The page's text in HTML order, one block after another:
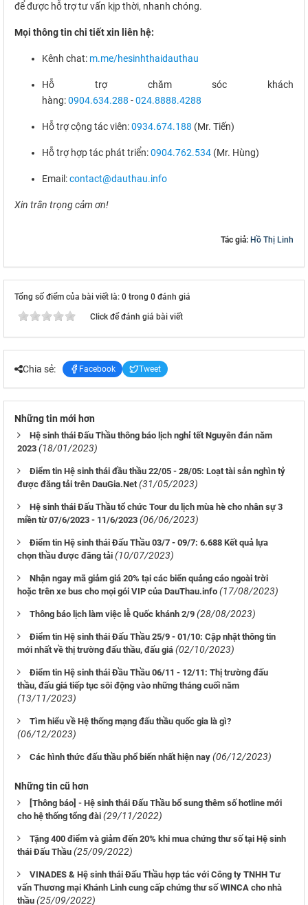
để được hỗ trợ tư vấn kịp thời, nhanh chóng.
Mọi thông tin chi tiết xin liên hệ:
Kênh chat: m.me/hesinhthaidauthau
Hỗ trợ chăm sóc khách
hàng:0904.634.288 -024.8888.4288
Hỗ trợ cộng tác viên:0934.674.188 (Mr. Tiến)
Hỗ trợ hợp tác phát triển:0904.762.534 (Mr. Hùng)
Email:contact@dauthau.info
Xin trân trọng cảm ơn!
Tác giả: Hồ Thị Linh
Tổng số điểm của bài viết là: 0 trong 0 đánh giá
Click để đánh giá bài viết
Chia sẻ: Facebook Tweet
Những tin mới hơn
Hệ sinh thái Đấu Thầu thông báo lịch nghỉ tết Nguyên đán năm
2023 (18/01/2023)
Điểm tin Hệ sinh thái đầu thầu 22/05 - 28/05: Loạt tài sản nghìn tỷ
được đăng tải trên DauGia.Net (31/05/2023)
Hệ sinh thái Đấu Thầu tổ chức Tour du lịch mùa hè cho nhân sự 3
miền từ 07/6/2023 - 11/6/2023 (06/06/2023)
Điểm tin Hệ sinh thái Đấu Thầu 03/7 - 09/7: 6.688 Kết quả lựa
chọn thầu được đăng tải (10/07/2023)
Nhận ngay mã giảm giá 20% tại các biển quảng cáo ngoài trời
hoặc trên xe bus cho mọi gói VIP của DauThau.info (17/08/2023)
Thông báo lịch làm việc lễ Quốc khánh 2/9 (28/08/2023)
Điểm tin Hệ sinh thái Đấu Thầu 25/9 - 01/10: Cập nhật thông tin
mới nhất về thị trường đấu thầu, đấu giá (02/10/2023)
Điểm tin Hệ sinh thái Đầu Thầu 06/11 - 12/11: Thị trường đấu
thầu, đấu giá tiếp tục sôi động vào những tháng cuối năm
(13/11/2023)
Tìm hiểu về Hệ thống mạng đấu thầu quốc gia là gì?
(06/12/2023)
Các hình thức đấu thầu phổ biến nhất hiện nay (06/12/2023)
Những tin cũ hơn
[Thông báo] - Hệ sinh thái Đấu Thầu bổ sung thêm số hotline mới
cho hệ thống tổng đài (29/11/2022)
Tặng 400 điểm và giảm đến 20% khi mua chứng thư số tại Hệ sinh
thái Đấu Thầu (25/09/2022)
VINADES & Hệ sinh thái Đấu Thầu hợp tác với Công ty TNHH Tư
vấn Thương mại Khánh Linh cung cấp chứng thư số WINCA cho nhà
thầu (25/09/2022)